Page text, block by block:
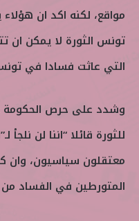
مواقع، لكنه اكد ان
تونس الثورة لا يمكن ان
التي عاثت فسادا في
وشدد على حرص الحكومة
للثورة قائلا “اننا لن نلجأ
معتقلون سياسيون، وان
المتورطين في الفساد من